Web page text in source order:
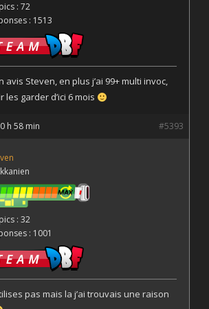
: 72
: 1513
avis Steven, en plus j’ai 99+ multi invoc,
garder d’ici 6 mois
h 58 min #5393
: 32
: 1001
pas mais la j’ai trouvais une raison